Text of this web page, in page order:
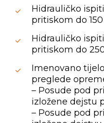
Hidrauličko
pritiskom do 150
Hidrauličko
pritiskom do
Imenovano
preglede
– Posude pod
izložene dejstu
– Posude pod